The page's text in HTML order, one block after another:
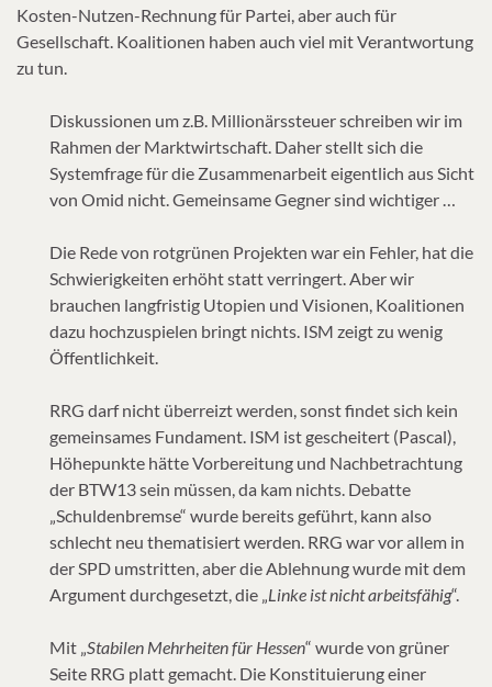
Kosten-Nutzen-Rechnung für Partei, aber auch für
Gesellschaft. Koalitionen haben auch viel mit Verantwortung
zu tun.
Diskussionen um z.B. Millionärssteuer schreiben wir im
Rahmen der Marktwirtschaft. Daher stellt sich die
Systemfrage für die Zusammenarbeit eigentlich aus Sicht
von Omid nicht. Gemeinsame Gegner sind wichtiger …
Die Rede von rotgrünen Projekten war ein Fehler, hat die
Schwierigkeiten erhöht statt verringert. Aber wir
brauchen langfristig Utopien und Visionen, Koalitionen
dazu hochzuspielen bringt nichts. ISM zeigt zu wenig
Öffentlichkeit.
RRG darf nicht überreizt werden, sonst findet sich kein
gemeinsames Fundament. ISM ist gescheitert (Pascal),
Höhepunkte hätte Vorbereitung und Nachbetrachtung
der BTW13 sein müssen, da kam nichts. Debatte
„Schuldenbremse“ wurde bereits geführt, kann also
schlecht neu thematisiert werden. RRG war vor allem in
der SPD umstritten, aber die Ablehnung wurde mit dem
Argument durchgesetzt, die „Linke ist nicht arbeitsfähig“.
Mit „Stabilen Mehrheiten für Hessen“ wurde von grüner
Seite RRG platt gemacht. Die Konstituierung einer